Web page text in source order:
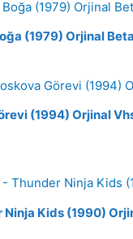
(1979) Orjinal
(1994) Orjinal
Ninja Kids (1990)